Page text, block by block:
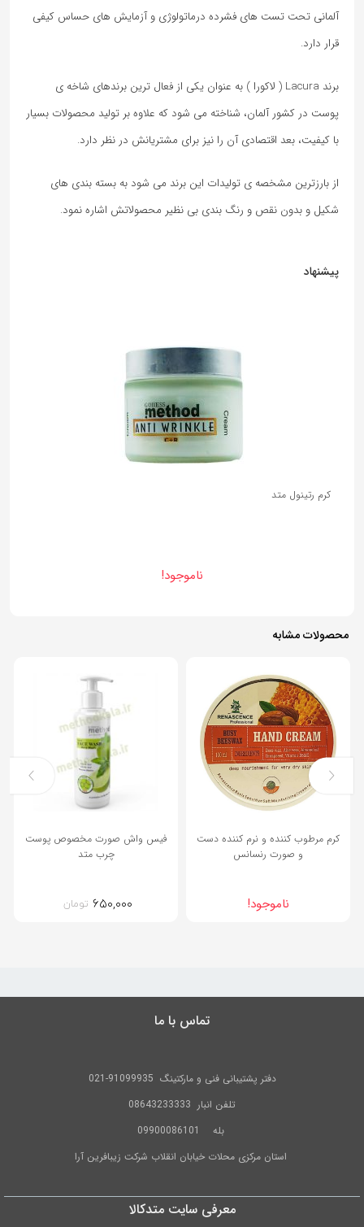
آلمانی تحت تست های فشرده درماتولوژی و آزمایش های حساس کیفی
قرار دارد.
برند Lacura ( لاکورا ) به عنوان یکی از فعال ترین برندهای شاخه ی
پوست در کشور آلمان، شناخته می شود که علاوه بر تولید محصولات بسیار
با کیفیت، بعد اقتصادی آن را نیز برای مشتریانش در نظر دارد.
از بارزترین مشخصه ی تولیدات این برند می شود به بسته بندی های
شکیل و بدون نقص و رنگ بندی بی نظیر محصولاتش اشاره نمود.
پیشنهاد
کرم رتینول متد
ناموجود!
محصولات مشابه
کرم مرطوب کننده و نرم کننده دست
و صورت رنسانس
ناموجود!
فیس واش صورت مخصوص پوست
چرب متد
۶۵۰,۰۰۰ تومان
تماس با ما
دفتر پشتیبانی فنی و مارکتینگ 91099935-021
تلفن انبار 08643233333
بله
09900086101
استان مرکزی محلات خیابان انقلاب شرکت زیبافرین آرا
معرفی سایت متدکالا